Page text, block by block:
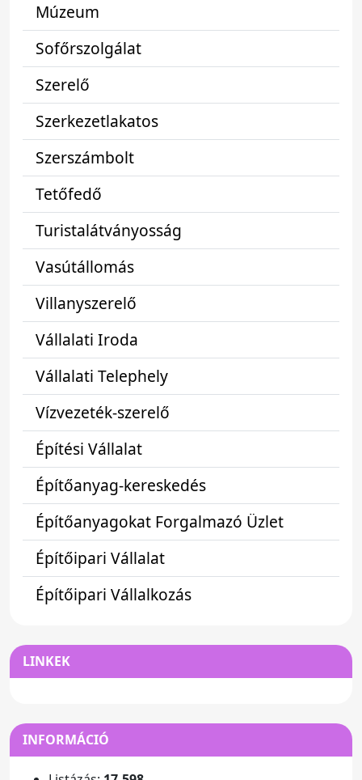
Múzeum
Sofőrszolgálat
Szerelő
Szerkezetlakatos
Szerszámbolt
Tetőfedő
Turistalátványosság
Vasútállomás
Villanyszerelő
Vállalati Iroda
Vállalati Telephely
Vízvezeték-szerelő
Építési Vállalat
Építőanyag-kereskedés
Építőanyagokat Forgalmazó Üzlet
Építőipari Vállalat
Építőipari Vállalkozás
LINKEK
INFORMÁCIÓ